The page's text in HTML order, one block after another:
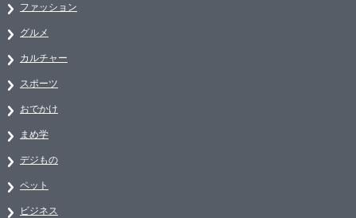
ファッション
グルメ
カルチャー
スポーツ
おでかけ
まめ学
デジもの
ペット
ビジネス